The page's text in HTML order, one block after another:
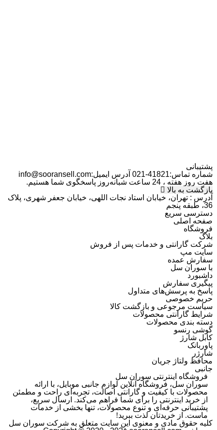
پشتیبانی
شماره تماس:41821-021 آدرس ایمیل:info@sooransell.com
هفت روز هفته ، 24 ساعت شبانه‌روز پاسخگوی شما هستیم.
بازگشت به بالا
آدرس : تهران، خیابان استاد نجات اللهی، خیابان جعفر شهری، پلاک
36، طبقه پنجم
دسترسی سریع
صفحه اصلی
فروشگاه
بلاگ
شرکت گارانتی و خدمات پس از فروش
سایت مپ
سفارش عمده
با سوران سل
داشبورد
پیگیری سفارش
پاسخ به پرسش‌های متداول
حریم خصوصی
سیاست مرجوعی و بازگشت کالا
شرایط گارانتی محصولات
دسته بندی محصولات
گوشی رنسو
کابل شارژ
پاوربانک
شارژر
محافظ ولتاژ جریان
جانبی
فروشگاه اینترنتی سوران سل
سوران سل، فروشگاه آنلاین لوازم جانبی موبایل، با ارائه
محصولات با کیفیت و گارانتی اصالت، تجربه‌ای راحت و مطمئن
از خرید اینترنتی را برای شما فراهم می‌کند. ارسال سریع،
پشتیبانی حرفه‌ای و تنوع محصولات، تنها بخشی از خدمات
ماست. از خریدتان لذت ببرید!
کلیه حقوق مادی و معنوی این سایت متعلق به شرکت سوران سل